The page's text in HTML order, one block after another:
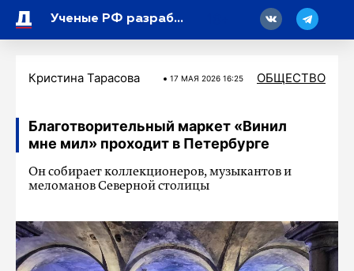
Ученые РФ разработали алгоритм подборки лекарств от гипертонии на основе ДНК
Кристина Тарасова 17 МАЯ 2026 16:25 ОБЩЕСТВО
Благотворительный маркет «Винил
мне мил» проходит в Петербурге
Он собирает коллекционеров, музыкантов и
меломанов Северной столицы